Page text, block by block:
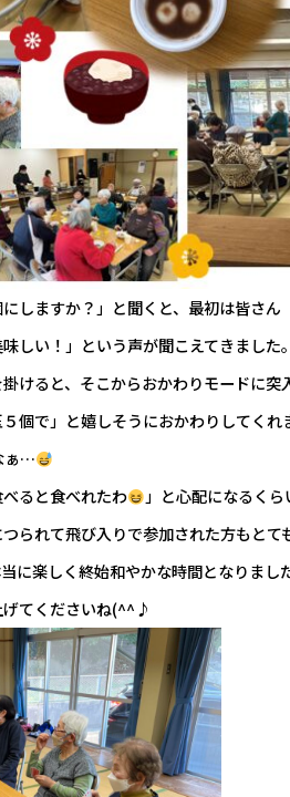
しますか？」と聞くと、最初は皆さ
しい！」という声が聞こえてきまし
けると、そこからおかわりモードに突
個で」と嬉しそうにおかわりしてく
ぁ…
ると食べれたわ
」と心配になるく
られて飛び入りで参加された方もとて
に楽しく終始和やかな時間となりました
げてくださいね(^^♪